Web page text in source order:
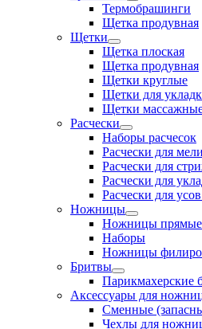
Термобрашинги
Щетка продувная
Щетки
Щетка плоская
Щетка продувная
Щетки круглые
Щетки для
Щетки
Расчески
Наборы расчесок
Расчески для
Расчески для
Расчески для
Расчески для
Ножницы
Ножницы прямые
Наборы
Ножницы
Бритвы
Парикмахерские
Аксессуары для
Сменные
Чехлы для